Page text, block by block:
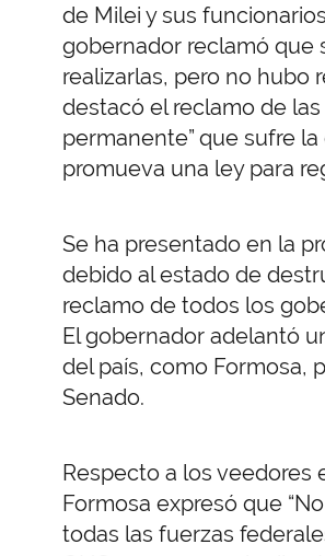
de Milei y sus
gobernador reclamó que
realizarlas, pero no hubo
destacó el reclamo de
permanente” que sufre
promueva una ley para
Se ha presentado en la
debido al estado de
reclamo de todos los
El gobernador adelantó
del país, como Formosa,
Senado.
Respecto a los veedores
Formosa expresó que
todas las fuerzas